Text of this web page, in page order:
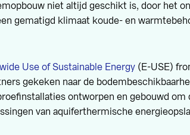
niet altijd geschikt is, door het
gematigd klimaat koude- en
Use of Sustainable Energy (E-USE)
gekeken naar de
ontworpen en gebouwd om
van aquiferthermische